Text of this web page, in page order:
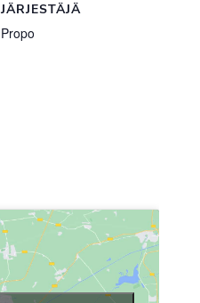
JÄRJESTÄJÄ
Propo